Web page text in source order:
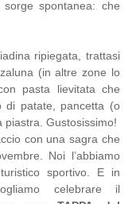
spontanea: che
ripiegata, trattasi
(in altre zone lo
pasta lievitata che
di patate, pancetta (o
piastra. Gustosissimo!
con una sagra che
Noi l’abbiamo
sportivo. E in
celebrare il